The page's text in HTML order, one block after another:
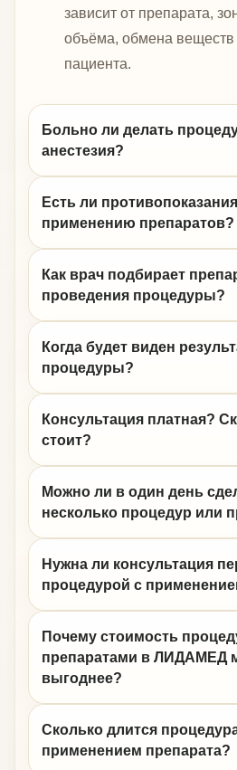
зависит от препарата,
объёма, обмена веществ
пациента.
Больно ли делать
анестезия?
Есть ли
применению препаратов?
Как врач подбирает
проведения процедуры?
Когда будет виден
процедуры?
Консультация платная?
стоит?
Можно ли в один день
несколько процедур или
Нужна ли консультация
процедурой с
Почему стоимость
препаратами в ЛИДАМЕД
выгоднее?
Сколько длится
применением препарата?